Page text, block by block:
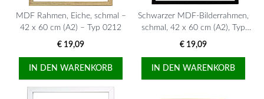
MDF Rahmen, Eiche, schmal –
42 x 60 cm (A2) – Typ 0212
€ 19,09
IN DEN WARENKORB
Schwarzer MDF-Bilderrahmen,
schmal, 42 x 60 cm (A2), Typ
2012
€ 19,09
IN DEN WARENKORB